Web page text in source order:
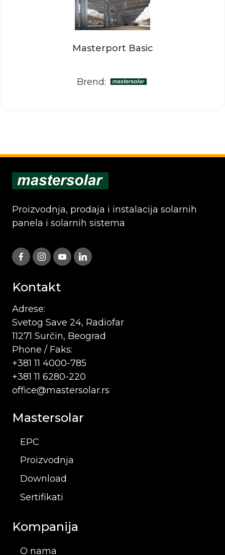
Masterport Basic
Brend:
Proizvodnja, prodaja i instalacija solarnih
panela i solarnih sistema
Kontakt
Adrese:
Svetog Save 24, Radiofar
11271 Surčin, Beograd
Phone / Faks:
+381 11 4000-785
+381 11 6280-220
office@mastersolar.rs
Mastersolar
EPC
Proizvodnja
Download
Sertifikati
Kompanija
O nama